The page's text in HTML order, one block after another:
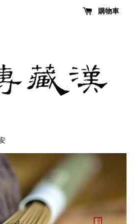
購物車